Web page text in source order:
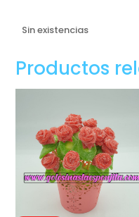
Sin existencias
Productos